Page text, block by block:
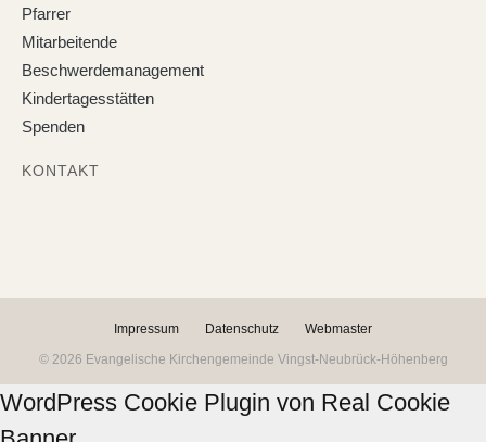
Pfarrer
Mitarbeitende
Beschwerdemanagement
Kindertagesstätten
Spenden
KONTAKT
© 2026 Evangelische Kirchengemeinde Vingst-Neubrück-Höhenberg
Impressum Datenschutz Webmaster
WordPress Cookie Plugin von Real Cookie